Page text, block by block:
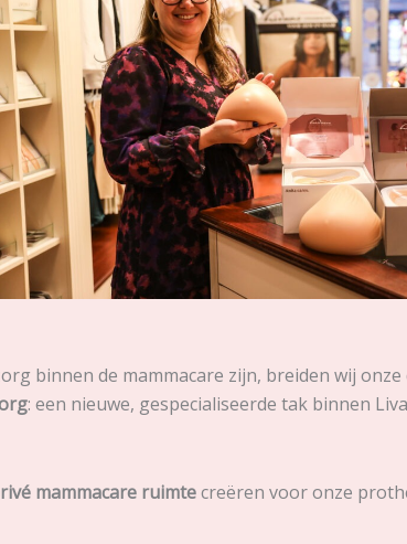
binnen de mammacare zijn, breiden wij
: een nieuwe, gespecialiseerde tak binnen
mammacare ruimtecreëren voor onze